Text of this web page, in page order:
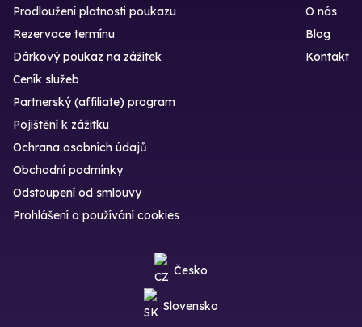
Prodloužení platnosti poukazu
Rezervace termínu
Dárkový poukaz na zážitek
O nás
Blog
Kontakt
Ceník služeb
Partnerský (affiliate) program
Pojištění k zážitku
Ochrana osobních údajů
Obchodní podmínky
Odstoupení od smlouvy
Prohlášení o používání cookies
Česko
Slovensko